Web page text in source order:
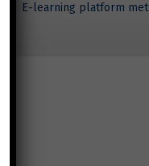
E-learning platform met